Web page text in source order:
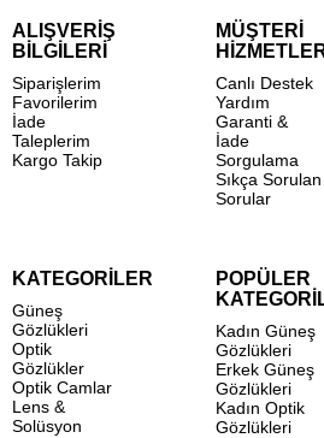
ALIŞVERİŞ
BİLGİLERİ
Siparişlerim
Favorilerim
İade
Taleplerim
Kargo Takip
MÜŞTERİ
Canlı Destek
Yardım
Garanti &
İade
Sorgulama
Sıkça Sorulan
Sorular
KATEGORİLER
Güneş
Gözlükleri
Optik
Gözlükler
Optik Camlar
Lens &
Solüsyon
POPÜLER
Kadın Güneş
Gözlükleri
Erkek Güneş
Gözlükleri
Kadın Optik
Gözlükleri